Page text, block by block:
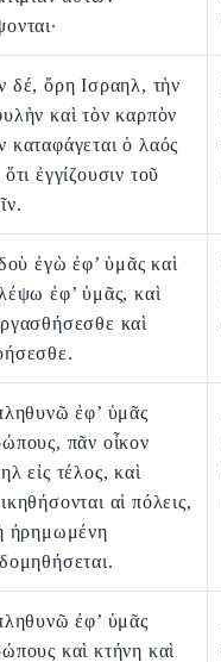
δέ, ὄρη Ισραηλ, τὴν
καὶ τὸν καρπὸν
καταφάγεται ὁ λαός
ἐγγίζουσιν τοῦ
ἐγὼ ἐφ’ ὑμᾶς καὶ
ἐφ’ ὑμᾶς, καὶ
καὶ
ἐφ’ ὑμᾶς
πᾶν οἶκον
εἰς τέλος, καὶ
αἱ πόλεις,
ἠρημωμένη
ἐφ’ ὑμᾶς
καὶ κτήνη καὶ